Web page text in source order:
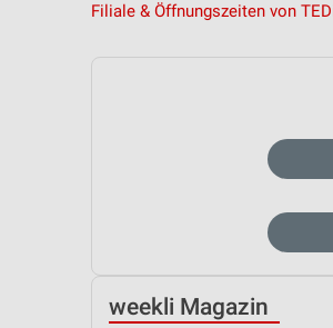
Filiale & Öffnungszeiten von
weekli Magazin